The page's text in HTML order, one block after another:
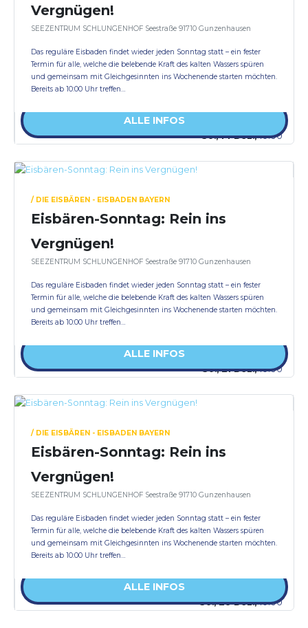
Vergnügen!
SEEZENTRUM SCHLUNGENHOF Seestraße 91710 Gunzenhausen
Das reguläre Eisbaden findet wieder jeden Sonntag statt – ein fester
Termin für alle, welche die belebende Kraft des kalten Wassers spüren
und gemeinsam mit Gleichgesinnten ins Wochenende starten möchten.
Bereits ab 10:00 Uhr treffen…
So., 14 Dez.,10:00
ALLE INFOS
/ DIE EISBÄREN - EISBADEN BAYERN
Eisbären-Sonntag: Rein ins
Vergnügen!
SEEZENTRUM SCHLUNGENHOF Seestraße 91710 Gunzenhausen
Das reguläre Eisbaden findet wieder jeden Sonntag statt – ein fester
Termin für alle, welche die belebende Kraft des kalten Wassers spüren
und gemeinsam mit Gleichgesinnten ins Wochenende starten möchten.
Bereits ab 10:00 Uhr treffen…
So., 21 Dez.,10:00
ALLE INFOS
/ DIE EISBÄREN - EISBADEN BAYERN
Eisbären-Sonntag: Rein ins
Vergnügen!
SEEZENTRUM SCHLUNGENHOF Seestraße 91710 Gunzenhausen
Das reguläre Eisbaden findet wieder jeden Sonntag statt – ein fester
Termin für alle, welche die belebende Kraft des kalten Wassers spüren
und gemeinsam mit Gleichgesinnten ins Wochenende starten möchten.
Bereits ab 10:00 Uhr treffen…
So., 28 Dez.,10:00
ALLE INFOS